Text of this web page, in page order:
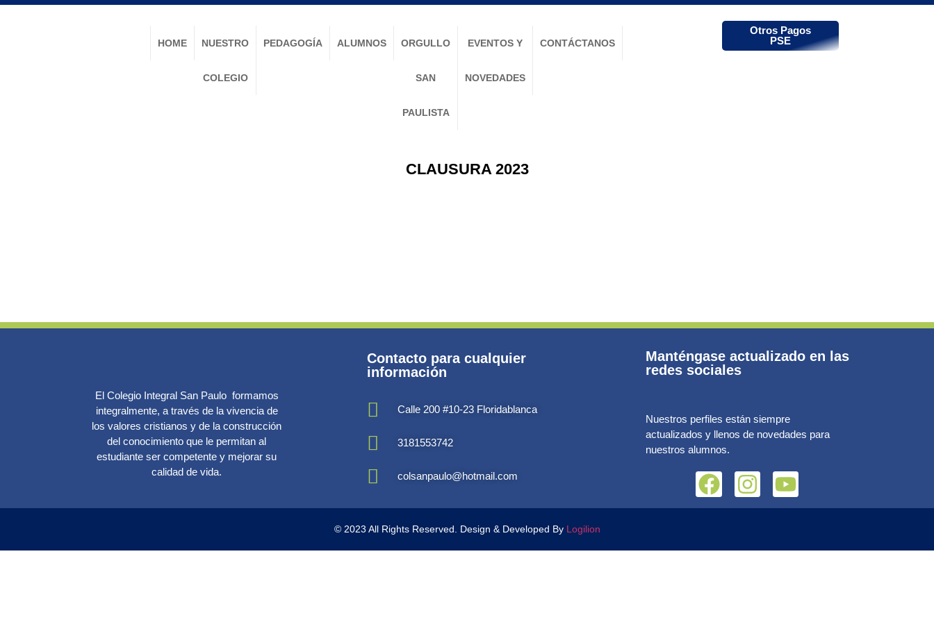
HOME NUESTRO
COLEGIO
PEDAGOGÍA ALUMNOS ORGULLO
SAN
PAULISTA
EVENTOS Y
NOVEDADES
CONTÁCTANOS
Otros Pagos
PSE
CLAUSURA 2023
El Colegio Integral San Paulo formamos
integralmente, a través de la vivencia de
los valores cristianos y de la construcción
del conocimiento que le permitan al
estudiante ser competente y mejorar su
calidad de vida.
Contacto para cualquier
información
Calle 200 #10-23 Floridablanca
3181553742
colsanpaulo@hotmail.com
Manténgase actualizado en las
redes sociales
Nuestros perfiles están siempre
actualizados y llenos de novedades para
nuestros alumnos.
© 2023 All Rights Reserved. Design & Developed By Logilion